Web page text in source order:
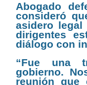
Abogado
consideró
asidero
dirigentes
diálogo con
“Fue una
gobierno.
reunión que